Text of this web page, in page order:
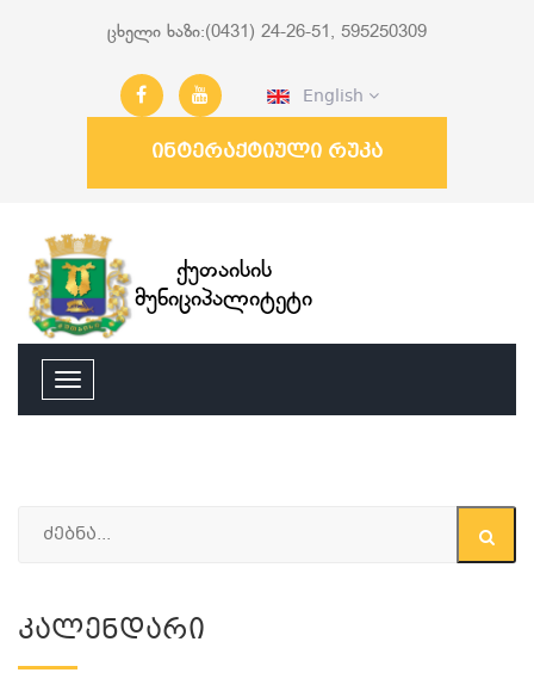
ცხელი ხაზი:(0431) 24-26-51, 595250309
English
ინტერაქტიული რუკა
ქუთაისის
მუნიციპალიტეტი
Კალენდარი